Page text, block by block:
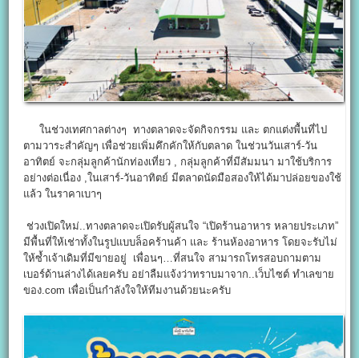
ในช่วงเทศกาลต่างๆ ทางตลาดจะจัดกิจกรรม และ ตกแต่งพื้นที่ไป
ตามวาระสำคัญๆ เพื่อช่วยเพิ่มคึกคักให้กับตลาด ในช่วนวันเสาร์-วัน
อาทิตย์ จะกลุ่มลูกค้านักท่องเที่ยว , กลุ่มลูกค้าที่มีสัมมนา มาใช้บริการ
อย่างต่อเนื่อง ,ในเสาร์-วันอาทิตย์ มีตลาดนัดมือสองให้ได้มาปล่อยของใช้
แล้ว ในราคาเบาๆ
ช่วงเปิดใหม่..ทางตลาดจะเปิดรับผู้สนใจ “เปิดร้านอาหาร หลายประเภท”
มีพื้นที่ให้เช่าทั้งในรูปแบบล็อคร้านค้า และ ร้านห้องอาหาร โดยจะรับไม่
ให้ซ้ำเจ้าเดิมที่มีขายอยู่ เพื่อนๆ…ที่สนใจ สามารถโทรสอบถามตาม
เบอร์ด้านล่างได้เลยครับ อย่าลืมแจ้งว่าทราบมาจาก..เว็บไซต์ ทำเลขาย
ของ.com เพื่อเป็นกำลังใจให้ทีมงานด้วยนะครับ